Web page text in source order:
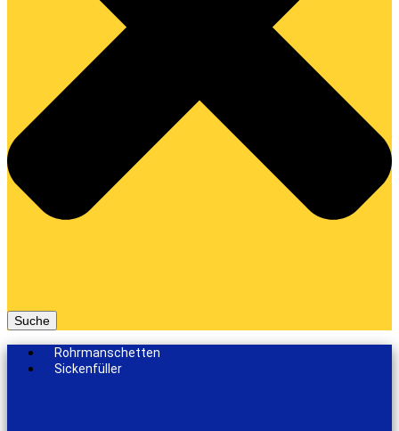
Suche
Rohrmanschetten
Sickenfüller